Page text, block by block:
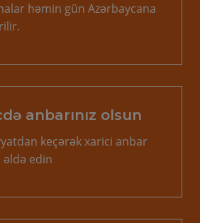
həmin gün Azərbaycana
anbarınız olsun
keçərək xarici anbar
əldə edin